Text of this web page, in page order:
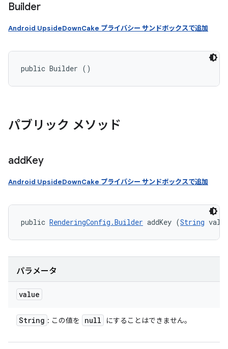
Builder
Android UpsideDownCake プライバシー サンドボックスで追加
public Builder ()
パブリック メソッド
addKey
Android UpsideDownCake プライバシー サンドボックスで追加
public RenderingConfig.Builder addKey (String
パラメータ
value
String : この値を null にすることはできません。